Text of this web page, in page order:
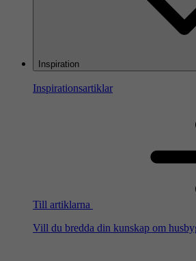
Inspiration
Inspirationsartiklar
Till artiklarna
Vill du bredda din kunskap om